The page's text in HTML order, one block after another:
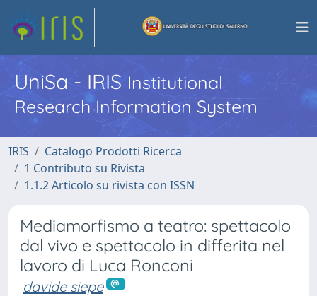
UniSa - IRISInstitutional
Research Information System
IRIS
Catalogo Prodotti Ricerca
1 Contributo su Rivista
1.1.2 Articolo su rivista con ISSN
Mediamorfismo a teatro: spettacolo
dal vivo e spettacolo in differita nel
lavoro di Luca Ronconi
davide siepe